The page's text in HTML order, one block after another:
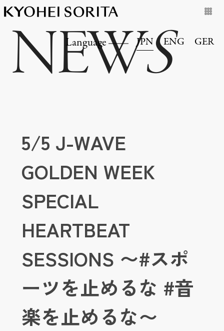
Language JPN ENG GER
NEWS
5/5 J-WAVE
GOLDEN WEEK
SPECIAL
HEARTBEAT
SESSIONS 〜#スポ
ーツを止めるな #音
楽を止めるな〜